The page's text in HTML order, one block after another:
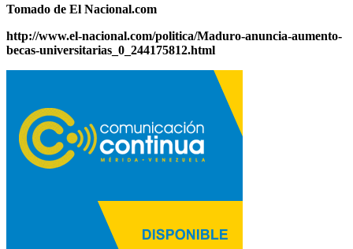
Tomado de El Nacional.com
http://www.el-nacional.com/politica/Maduro-anuncia-aumento-
becas-universitarias_0_244175812.html